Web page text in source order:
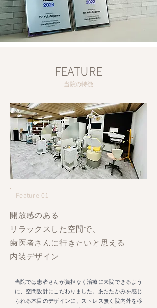
FEATURE
当院の特徴
開放感のある
リラックスした空間で、
歯医者さんに行きたいと思える
内装デザイン
Feature 01
当院では患者さんが負担なく治療に来院できるよう
に、空間設計にこだわりました。あたたかみを感じ
られる木目のデザインに、ストレス無く院内外を移